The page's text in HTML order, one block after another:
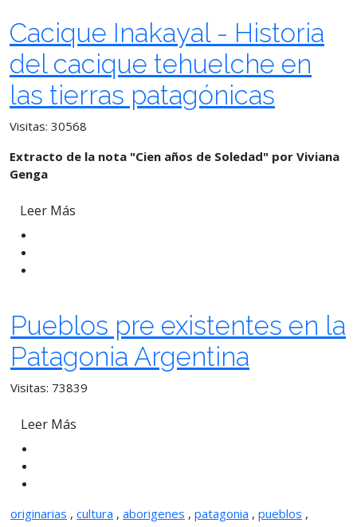
Cacique Inakayal - Historia
del cacique tehuelche en
las tierras patagónicas
Visitas: 30568
Extracto de la nota "Cien años de Soledad" por Viviana
Genga
Leer Más
Pueblos pre existentes en la
Patagonia Argentina
Visitas: 73839
Leer Más
originarias , cultura , aborigenes , patagonia , pueblos ,